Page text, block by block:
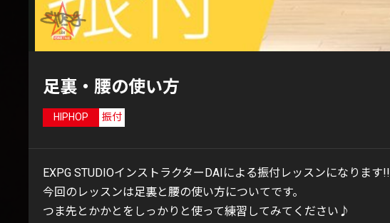
足裏・腰の使い方
HIPHOP 振付
EXPG STUDIOインストラクターDAIによる振付レッスンになります!!
今回のレッスンは足裏と腰の使い方についてです。
つま先とかかとをしっかりと使って練習してみてください♪